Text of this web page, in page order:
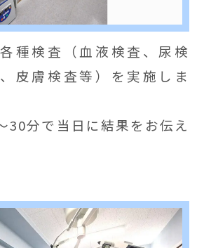
種検査（血液検査、尿検
皮膚検査等）を実施しま
30分で当日に結果をお伝え